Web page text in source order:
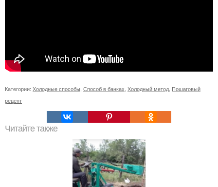
Категории: Холодные способы Способ в банках Холодный метод Пошаговый
рецепт
Читайте также